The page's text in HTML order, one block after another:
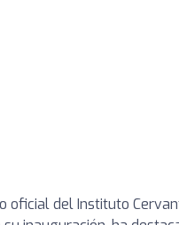
oficial del Instituto